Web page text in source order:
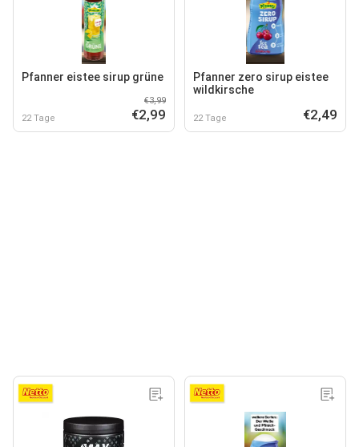
Pfanner eistee sirup grüne
22 Tage
€3,99
€2,99
Pfanner zero sirup eistee
wildkirsche
22 Tage €2,49